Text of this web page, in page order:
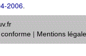
2006.
|Mentions